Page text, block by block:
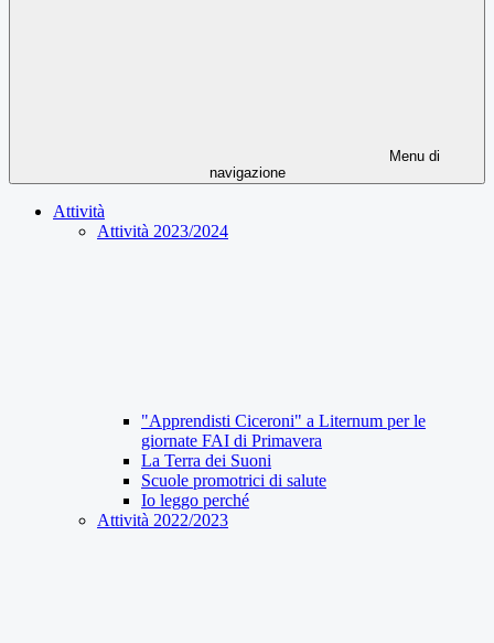
Menu di
navigazione
Attività
Attività 2023/2024
"Apprendisti Ciceroni" a Liternum per le
giornate FAI di Primavera
La Terra dei Suoni
Scuole promotrici di salute
Io leggo perché
Attività 2022/2023